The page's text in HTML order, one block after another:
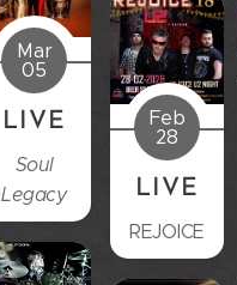
Mar
05
LIVE
Soul
Legacy
Feb
28
LIVE
REJOICE